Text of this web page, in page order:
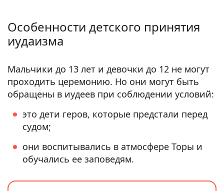
Особенности детского принятия
иудаизма
Мальчики до 13 лет и девочки до 12 не могут
проходить церемонию. Но они могут быть
обращены в иудеев при соблюдении условий:
это дети геров, которые предстали перед
судом;
они воспитывались в атмосфере Торы и
обучались ее заповедям.